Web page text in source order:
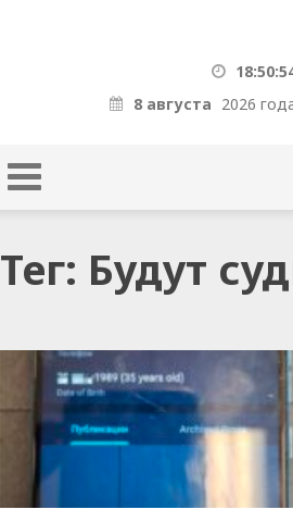
8 августа 2026
Тег: Будут